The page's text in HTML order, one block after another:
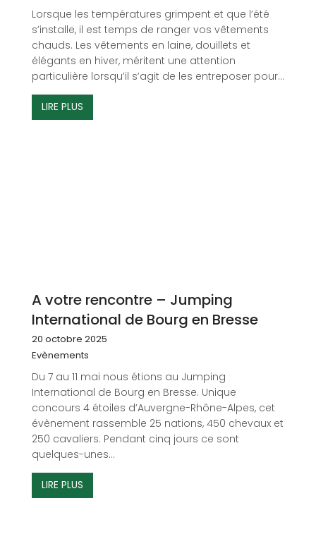
Lorsque les températures grimpent et que l’été
s’installe, il est temps de ranger vos vêtements
chauds. Les vêtements en laine, douillets et
élégants en hiver, méritent une attention
particulière lorsqu’il s’agit de les entreposer pour...
LIRE PLUS
A votre rencontre – Jumping
International de Bourg en Bresse
20 octobre 2025
Evènements
Du 7 au 11 mai nous étions au Jumping
International de Bourg en Bresse. Unique
concours 4 étoiles d’Auvergne-Rhône-Alpes, cet
évènement rassemble 25 nations, 450 chevaux et
250 cavaliers. Pendant cinq jours ce sont
quelques-unes...
LIRE PLUS